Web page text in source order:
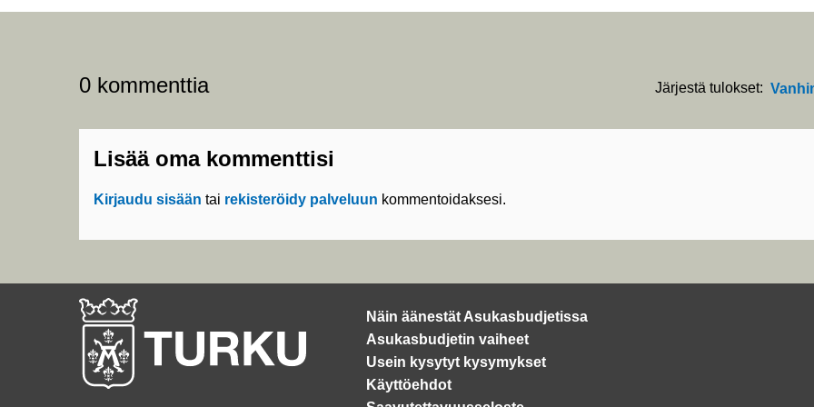
0 kommenttia Järjestä tulokset:
Lisää oma kommenttisi
Kirjaudu sisään tai rekisteröidy palveluun kommentoidaksesi.
Näin äänestät Asukasbudjetissa
Asukasbudjetin vaiheet
Usein kysytyt kysymykset
Käyttöehdot